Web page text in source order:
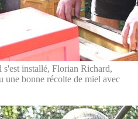
installé, Florian Richard,
une bonne récolte de miel avec